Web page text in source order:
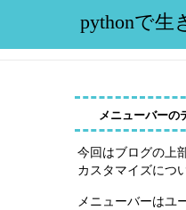
pythonで生
メニューバーの
今回はブログの上
カスタマイズにつ
メニューバーはユ